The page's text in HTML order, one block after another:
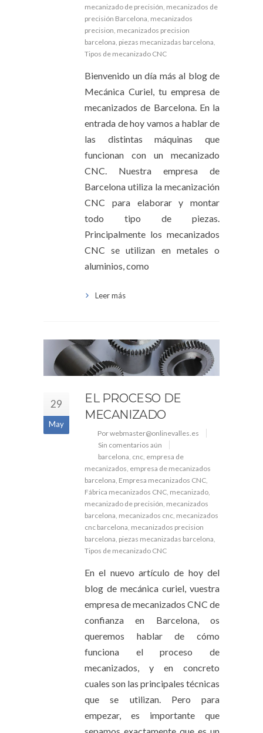
mecanizado de precisión mecanizados de
precisión Barcelona mecanizados
precision mecanizados precision
barcelona piezas mecanizadas barcelona
Tipos de mecanizado CNC
Bienvenido un día más al blog de
Mecánica Curiel, tu empresa de
mecanizados de Barcelona. En la
entrada de hoy vamos a hablar de
las distintas máquinas que
funcionan con un mecanizado
CNC. Nuestra empresa de
Barcelona utiliza la mecanización
CNC para elaborar y montar
todo tipo de piezas.
Principalmente los mecanizados
CNC se utilizan en metales o
aluminios, como
Leer más
29
May
EL PROCESO DE
MECANIZADO
Por webmaster@onlinevalles.es
Sin comentarios aún
barcelona cnc empresa de
mecanizados empresa de mecanizados
barcelona Empresa mecanizados CNC
Fábrica mecanizados CNC mecanizado
mecanizado de precisión mecanizados
barcelona mecanizados cnc mecanizados
cnc barcelona mecanizados precision
barcelona piezas mecanizadas barcelona
Tipos de mecanizado CNC
En el nuevo artículo de hoy del
blog de mecánica curiel, vuestra
empresa de mecanizados CNC de
confianza en Barcelona, os
queremos hablar de cómo
funciona el proceso de
mecanizados, y en concreto
cuales son las principales técnicas
que se utilizan. Pero para
empezar, es importante que
sepamos exactamente que es un